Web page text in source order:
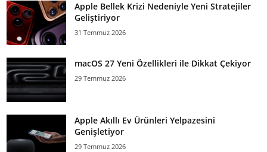
Apple Bellek Krizi Nedeniyle Yeni Stratejiler
Geliştiriyor
31 Temmuz 2026
macOS 27 Yeni Özellikleri ile Dikkat Çekiyor
29 Temmuz 2026
Apple Akıllı Ev Ürünleri Yelpazesini
Genişletiyor
29 Temmuz 2026